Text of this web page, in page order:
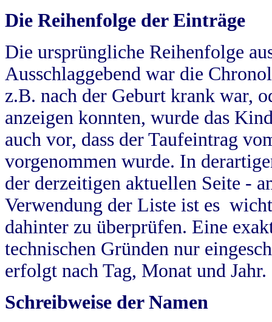
Die Reihenfolge der Einträge
Die ursprüngliche Reihenfolge
Ausschlaggebend war die
z.B. nach der Geburt krank war,
anzeigen konnten, wurde das
auch vor, dass der Taufeintrag
vorgenommen wurde. In
der derzeitigen aktuellen Seite -
Verwendung der Liste ist es
dahinter zu überprüfen. Eine
technischen Gründen nur
erfolgt nach Tag, Monat und Jahr.
Schreibweise der Namen